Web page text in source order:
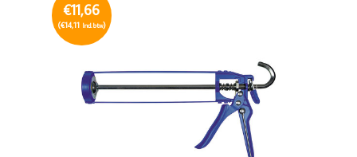
€11,66
(€14,11 Incl. btw)